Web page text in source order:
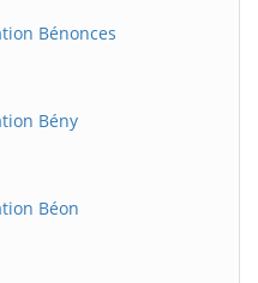
Bénonces
Bény
Béon